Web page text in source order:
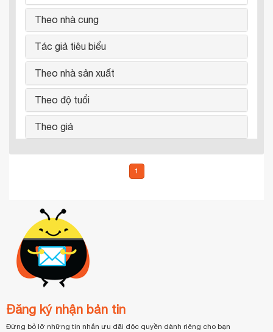
Theo nhà cung
Tác giả tiêu biểu
Theo nhà sản xuất
Theo độ tuổi
Theo giá
1
Đăng ký nhận bản tin
Đừng bỏ lỡ những tin nhắn ưu đãi độc quyền dành riêng cho bạn